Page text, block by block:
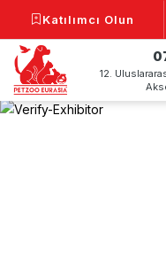
12.
Katılımcı Olun